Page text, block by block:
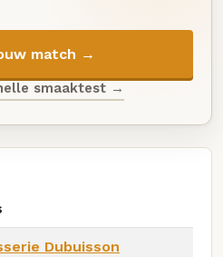
match →
smaaktest →
Dubuisson